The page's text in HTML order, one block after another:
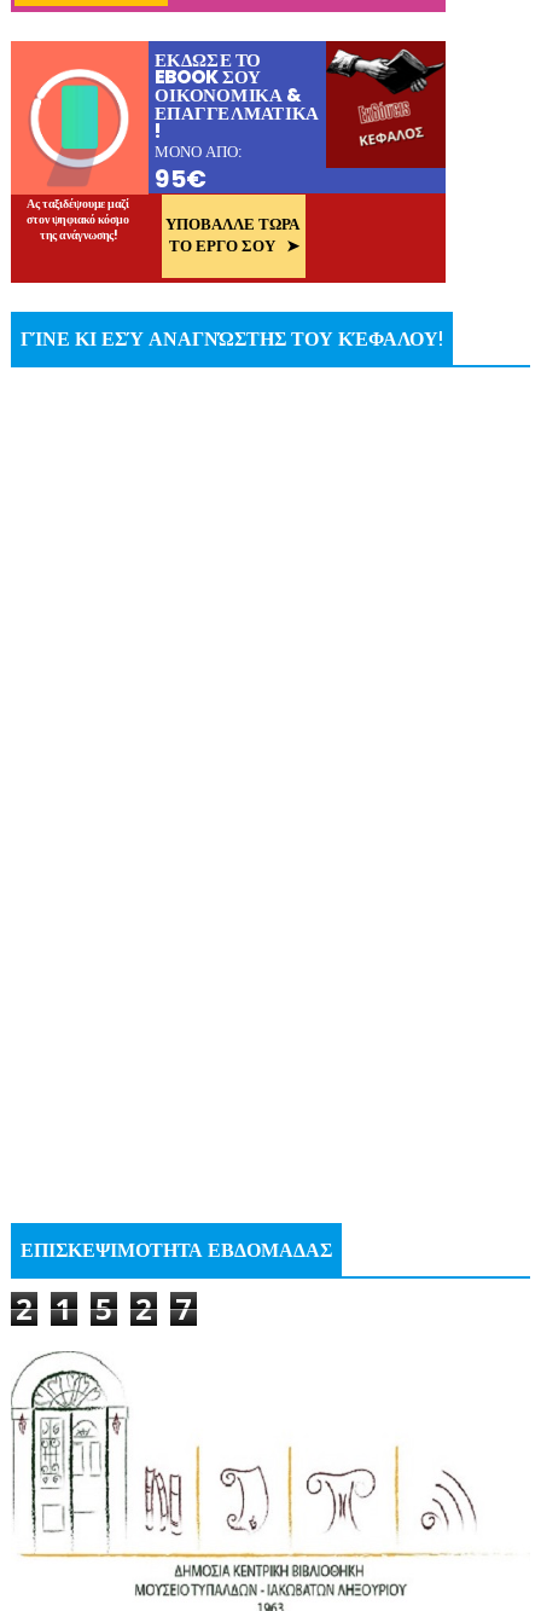
ΓΊΝΕ ΚΙ ΕΣΎ ΑΝΑΓΝΏΣΤΗΣ ΤΟΥ ΚΈΦΑΛΟΥ!
ΕΠΙΣΚΕΨΙΜΟΤΗΤΑ ΕΒΔΟΜΑΔΑΣ
2 1 5 2 7